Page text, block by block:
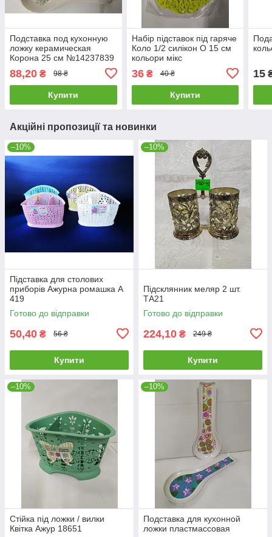
Подставка под кухонную
ложку керамическая
Корона 25 см №14237839
88,20 ₴ 98 ₴
Купити
Набір підставок під гаряче
Коло 1/2 силікон О 15 см
кольори мікс
36₴ 40 ₴
Купити
15
Акційні пропозиції та новинки
–10%
Підставка для столових
приборів Ажурна ромашка А
419
Готово до відправки
50,40 ₴ 56 ₴
Купити
–10%
Підсклянник меляр 2 шт.
ТА21
Готово до відправки
224,10 ₴ 249 ₴
Купити
–10%
Стійка під ложки / вилки
Квітка Ажур 18651
–10%
Подставка для кухонной
ложки пластмассовая